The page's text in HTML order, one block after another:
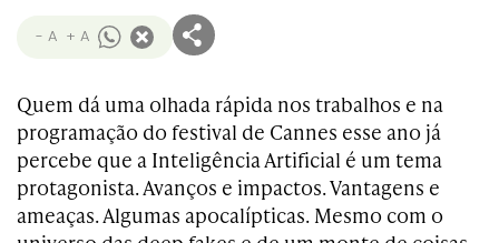
- A + A
Quem dá uma olhada rápida nos trabalhos e na
programação do festival de Cannes esse ano já
percebe que a Inteligência Artificial é um tema
protagonista. Avanços e impactos. Vantagens e
ameaças. Algumas apocalípticas. Mesmo com o